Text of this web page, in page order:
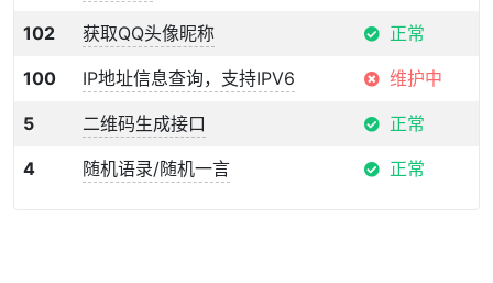
102 获取QQ头像昵称 正常
100 IP地址信息查询，支持IPV6 维护中
5 二维码生成接口 正常
4 随机语录/随机一言 正常